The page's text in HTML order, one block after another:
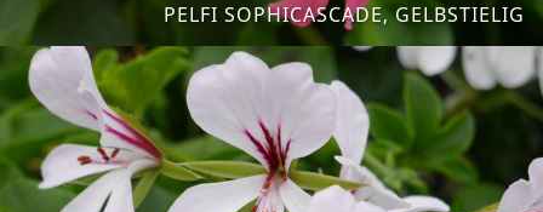
PELFI SOPHICASCADE, GELBSTIELIG